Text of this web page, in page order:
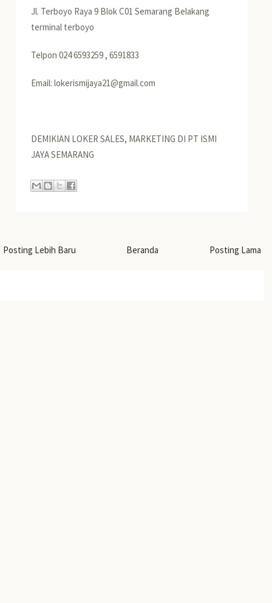
Jl. Terboyo Raya 9 Blok C01 Semarang Belakang
terminal terboyo
Telpon 024 6593259 , 6591833
Email: lokerismijaya21@gmail.com
DEMIKIAN LOKER SALES, MARKETING DI PT ISMI
JAYA SEMARANG
Posting Lebih Baru Posting Lama
Beranda